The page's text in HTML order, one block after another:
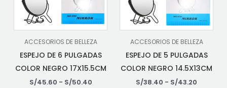
ACCESORIOS DE BELLEZA
ESPEJO DE 6 PULGADAS
COLOR NEGRO 17X15.5CM
S/45.60 - S/50.40
ACCESORIOS DE BELLEZA
ESPEJO DE 5 PULGADAS
COLOR NEGRO 14.5X13CM
S/38.40 - S/43.20